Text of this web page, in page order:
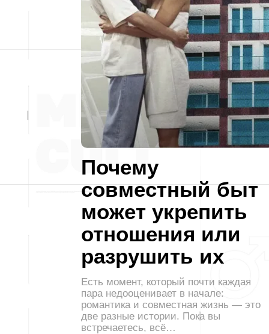
Почему
совместный быт
может укрепить
отношения или
разрушить их
Есть момент, который почти каждая
пара недооценивает в начале:
романтика и совместная жизнь — это
две разные истории. Пока вы
встречаетесь, всё…